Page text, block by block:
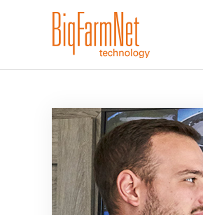
SYSTEM
VORTEILE
ANWENDUNG
VERBUNDENE PRODUKTE
APP-DOWNLOAD